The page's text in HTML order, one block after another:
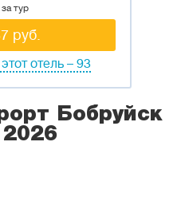
отель – 93
тур
руб.
Бобруйск